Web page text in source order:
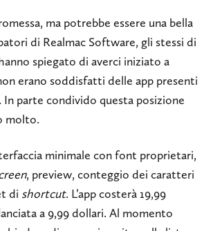
ma potrebbe essere una bella
di Realmac Software, gli stessi di
spiegato di averci iniziato a
erano soddisfatti delle app presenti
parte condivido questa posizione
molto.
minimale con font proprietari,
, preview, conteggio dei caratteri
di shortcut. L’app costerà 19,99
a 9,99 dollari. Al momento